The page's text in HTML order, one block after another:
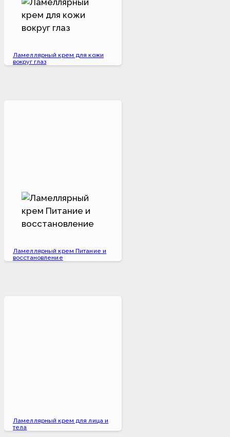
Ламеллярный крем для кожи
вокруг глаз
Ламеллярный крем Питание и
восстановление
Ламеллярный крем для лица и
тела